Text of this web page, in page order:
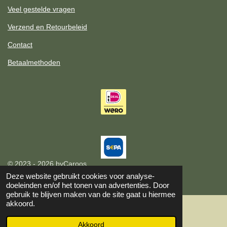
Deze website gebruikt cookies voor analyse-
doeleinden en/of het tonen van advertenties. Door
gebruik te blijven maken van de site gaat u hiermee
akkoord.
Akkoord
Veel gestelde vragen
Verzend en Retourbeleid
Contact
Betaalmethoden
© 2023 - 2026 byCaroos
Powered byJouwWeb